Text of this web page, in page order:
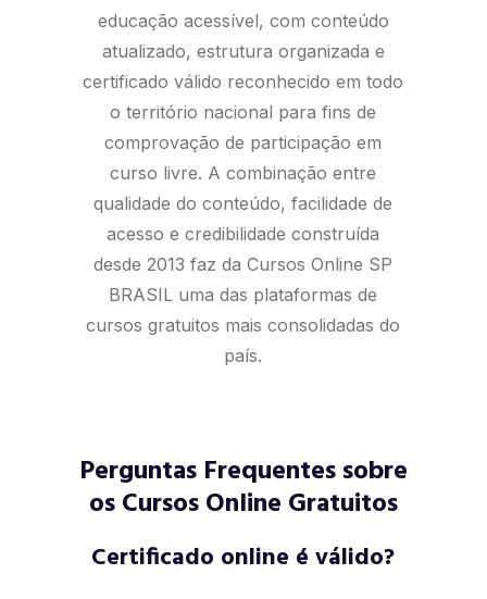
educação acessível, com conteúdo
atualizado, estrutura organizada e
certificado válido reconhecido em todo
o território nacional para fins de
comprovação de participação em
curso livre. A combinação entre
qualidade do conteúdo, facilidade de
acesso e credibilidade construída
desde 2013 faz da Cursos Online SP
BRASIL uma das plataformas de
cursos gratuitos mais consolidadas do
país.
Perguntas Frequentes sobre
os Cursos Online Gratuitos
Certificado online é válido?